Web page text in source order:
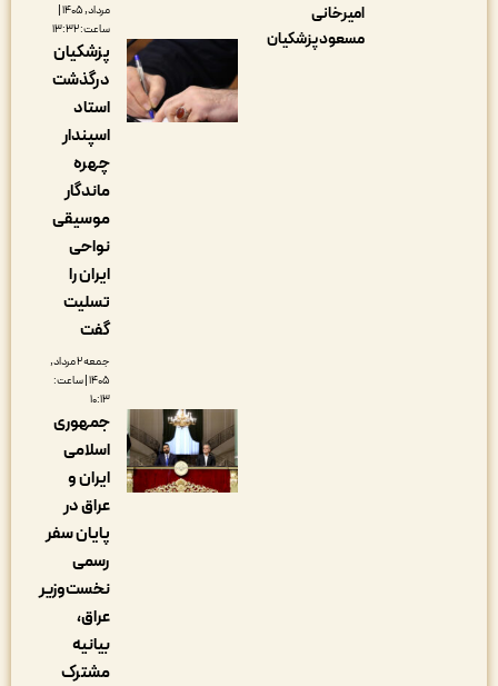
امیرخانی
مسعود پزشکیان
مرداد, ۱۴۰۵ |
پزشکیان
درگذشت
استاد
موسیقی
جمعه ۲ مرداد,
۱۴۰۵ | ساعت:
جمهوری
اسلامی
ایران و
پایان سفر
نخست‌وزیر